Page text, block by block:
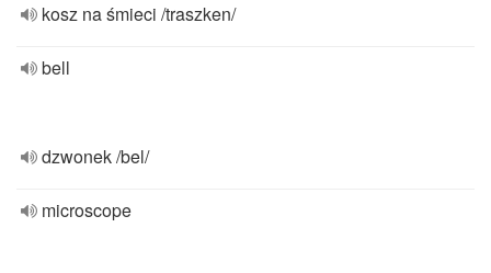
kosz na śmieci /traszken/
bell
dzwonek /bel/
microscope